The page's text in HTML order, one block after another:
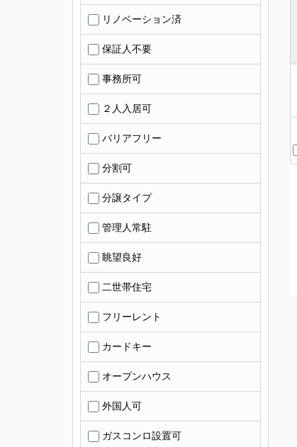
リノベーション済
保証人不要
事務所可
２人入居可
バリアフリー
分割可
分譲タイプ
管理人常駐
眺望良好
二世帯住宅
フリーレント
カードキー
オープンハウス
外国人可
ガスコンロ設置可